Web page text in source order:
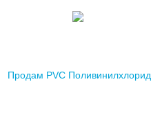
Продам PVC Поливинилхлорид